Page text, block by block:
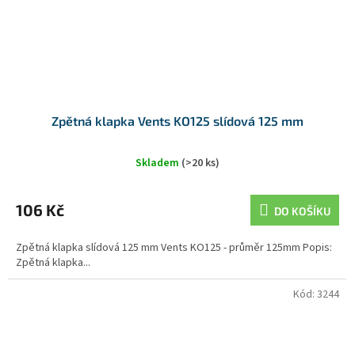
Zpětná klapka Vents KO125 slídová 125 mm
Skladem (>20 ks)
106 Kč DO KOŠÍKU
Zpětná klapka slídová 125 mm Vents KO125 - průměr 125mm Popis:
Zpětná klapka...
Kód: 3244